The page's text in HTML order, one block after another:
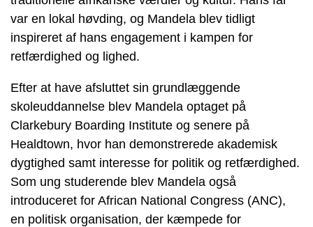
var en lokal høvding, og Mandela blev tidligt
inspireret af hans engagement i kampen for
retfærdighed og lighed.
Efter at have afsluttet sin grundlæggende
skoleuddannelse blev Mandela optaget på
Clarkebury Boarding Institute og senere på
Healdtown, hvor han demonstrerede akademisk
dygtighed samt interesse for politik og retfærdighed.
Som ung studerende blev Mandela også
introduceret for African National Congress (ANC),
en politisk organisation, der kæmpede for